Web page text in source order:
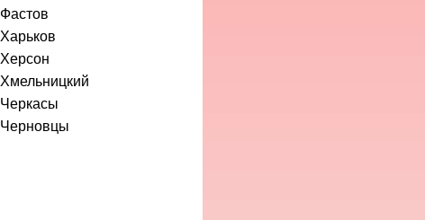
Фастов
Харьков
Херсон
Хмельницкий
Черкасы
Черновцы